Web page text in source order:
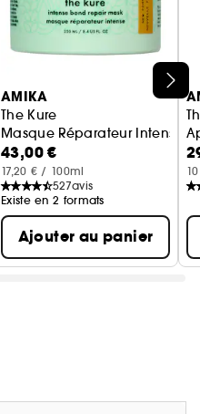
AMIKA
The Kure
Masque Réparateur Intense
43,00 €
17,20 € / 100ml
527avis
Existe en 2 formats
Ajouter au panier